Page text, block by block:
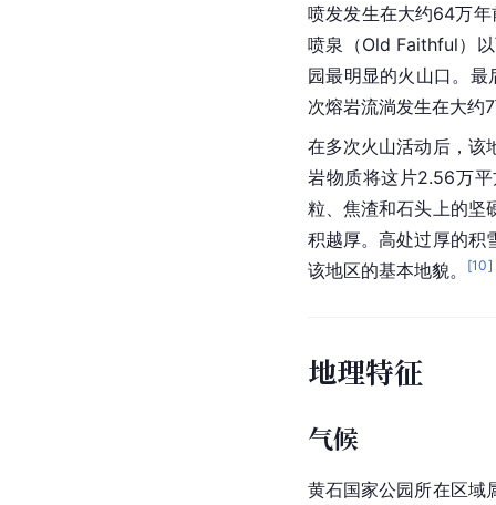
喷发发生在大约64万
喷泉（Old Faithful）
园最明显的火山口。
次熔岩流淌发生在大约
在多次火山活动后，该
岩物质将这片2.56万
粒、焦渣和石头上的坚
积越厚。高处过厚的积
该地区的基本地貌。
[10]
地理特征
气候
黄石国家公园所在区域